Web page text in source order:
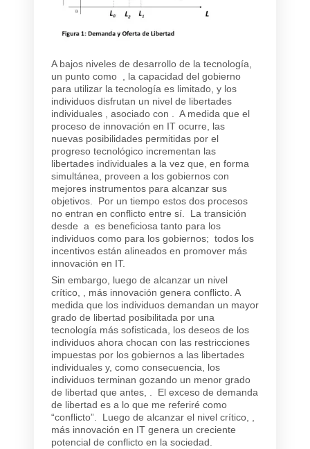
A bajos niveles de desarrollo de la tecnología,
un punto como , la capacidad del gobierno
para utilizar la tecnología es limitado, y los
individuos disfrutan un nivel de libertades
individuales , asociado con . A medida que el
proceso de innovación en IT ocurre, las
nuevas posibilidades permitidas por el
progreso tecnológico incrementan las
libertades individuales a la vez que, en forma
simultánea, proveen a los gobiernos con
mejores instrumentos para alcanzar sus
objetivos. Por un tiempo estos dos procesos
no entran en conflicto entre sí. La transición
desde a es beneficiosa tanto para los
individuos como para los gobiernos; todos los
incentivos están alineados en promover más
innovación en IT.
Sin embargo, luego de alcanzar un nivel
crítico, , más innovación genera conflicto. A
medida que los individuos demandan un mayor
grado de libertad posibilitada por una
tecnología más sofisticada, los deseos de los
individuos ahora chocan con las restricciones
impuestas por los gobiernos a las libertades
individuales y, como consecuencia, los
individuos terminan gozando un menor grado
de libertad que antes, . El exceso de demanda
de libertad es a lo que me referiré como
“conflicto”. Luego de alcanzar el nivel crítico, ,
más innovación en IT genera un creciente
potencial de conflicto en la sociedad.